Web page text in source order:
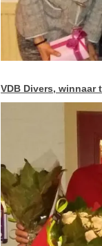
VDB Divers, winnaar